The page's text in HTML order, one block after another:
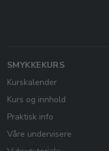
SMYKKEKURS
Kurskalender
Kurs og innhold
Praktisk info
Våre undervisere